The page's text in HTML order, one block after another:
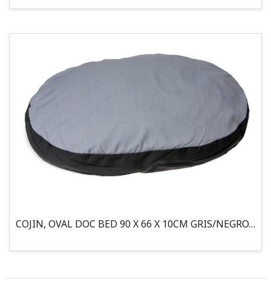
COJIN, OVAL DOC BED 90 X 66 X 10CM GRIS/NEGRO, 95°